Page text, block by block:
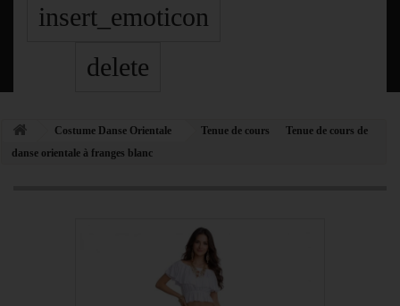
insert_emoticon
delete
Costume Danse Orientale Tenue de cours
Tenue de cours de
danse orientale à franges blanc